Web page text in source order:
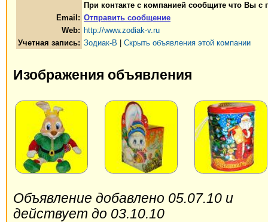
При контакте с компанией сообщите что Вы с
Email: Отправить сообщение
Web: http://www.zodiak-v.ru
Учетная запись: Зодиак-В Скрыть объявления этой компании
Изображения объявления
Объявление добавлено 05.07.10 и
действует до 03.10.10